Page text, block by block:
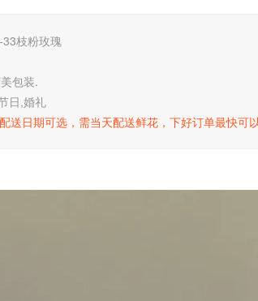
枝粉玫瑰
包装.
日,婚礼
送日期可选，需当天配送鲜花，下好订单最快可